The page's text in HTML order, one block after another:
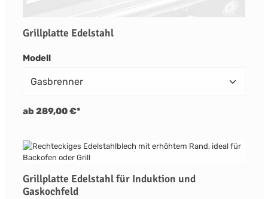
Grillplatte Edelstahl
Modellauswählen
ab 289,00 €*
Grillplatte Edelstahl für Induktion und
Gaskochfeld